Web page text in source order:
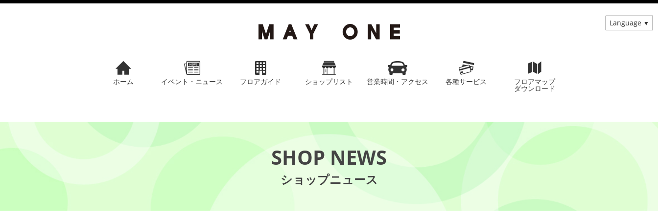
ホーム イベント・ニュース フロアガイド ショップリスト 営業時間・アクセス 各種サービス フロアマップ
ダウンロード
Language
SHOP NEWS